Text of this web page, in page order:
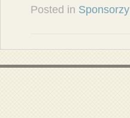
Posted in Sponsorzy